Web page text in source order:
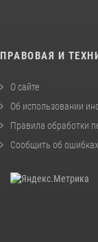
ПРАВОВАЯ И
О сайте
Об использовании
Правила обработки
Сообщить об ошибках